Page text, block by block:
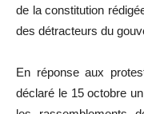
de la constitution
des détracteurs du
En réponse aux
déclaré le 15 octobre